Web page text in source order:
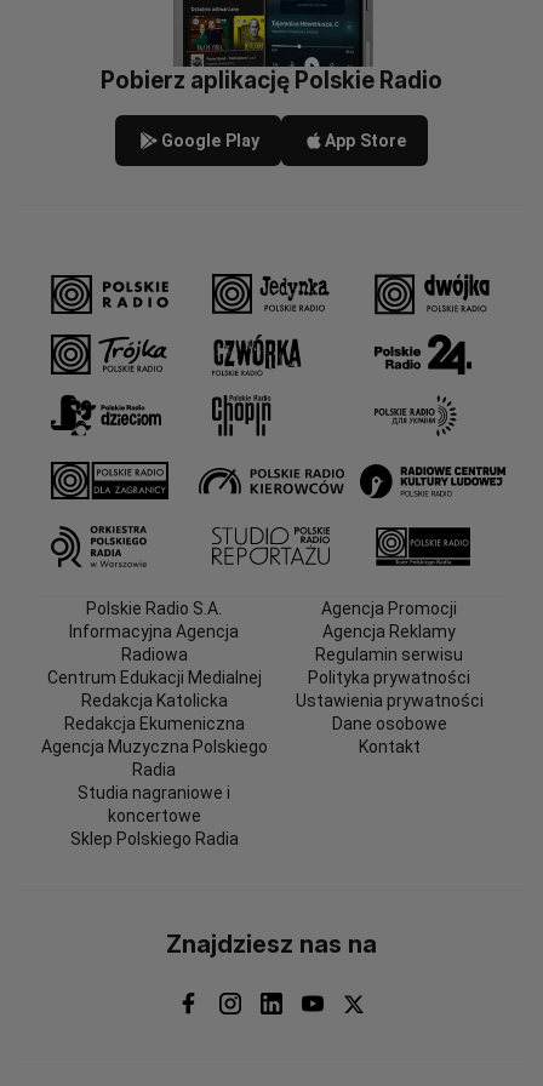
Pobierz aplikację Polskie Radio
Google Play App Store
Polskie Radio S.A.
Informacyjna Agencja
Radiowa
Centrum Edukacji Medialnej
Redakcja Katolicka
Redakcja Ekumeniczna
Agencja Muzyczna Polskiego
Radia
Studia nagraniowe i
koncertowe
Sklep Polskiego Radia
Agencja Promocji
Agencja Reklamy
Regulamin serwisu
Polityka prywatności
Ustawienia prywatności
Dane osobowe
Kontakt
Znajdziesz nas na